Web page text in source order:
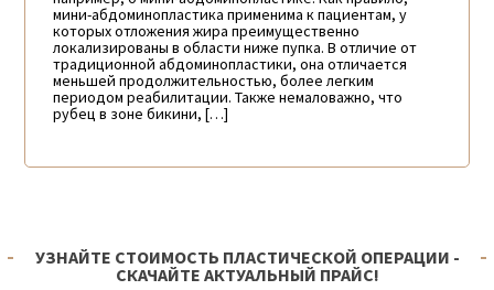
мини-абдоминопластика применима к пациентам, у
которых отложения жира преимущественно
локализированы в области ниже пупка. В отличие от
традиционной абдоминопластики, она отличается
меньшей продолжительностью, более легким
периодом реабилитации. Также немаловажно, что
рубец в зоне бикини, […]
УЗНАЙТЕ СТОИМОСТЬ ПЛАСТИЧЕСКОЙ ОПЕРАЦИИ -
СКАЧАЙТЕ АКТУАЛЬНЫЙ ПРАЙС!